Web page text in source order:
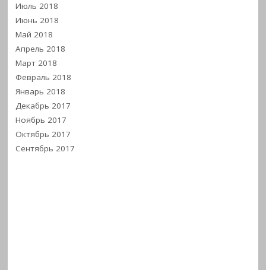
Июль 2018
Июнь 2018
Май 2018
Апрель 2018
Март 2018
Февраль 2018
Январь 2018
Декабрь 2017
Ноябрь 2017
Октябрь 2017
Сентябрь 2017